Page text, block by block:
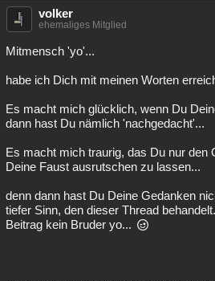
volker
ehemaliges Mitglied
Mitmensch 'yo'...
habe ich Dich mit meinen Worten
Es macht mich glücklich, wenn Du
dann hast Du nämlich 'nachgedacht'...
Es macht mich traurig, das Du nur den
Deine Faust ausrutschen zu lassen...
denn dann hast Du Deine Gedanken
tiefer Sinn, den dieser Thread
Beitrag kein Bruder yo...